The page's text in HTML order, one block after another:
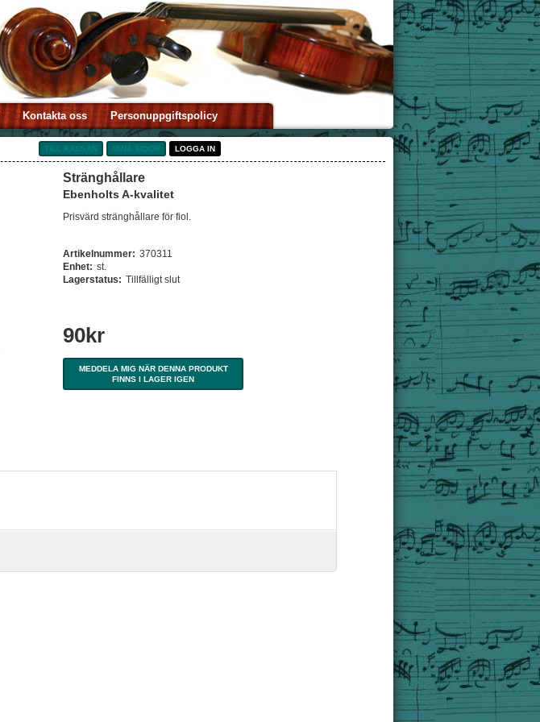
Kontakta oss Personuppgiftspolicy
TILL KASSAN LOGGA IN
Stränghållare
Ebenholts A-kvalitet
Prisvärd stränghållare för fiol.
Artikelnummer: 370311
Enhet: st.
Lagerstatus: Tillfälligt slut
90kr
MEDDELA MIG NÄR DENNA PRODUKT
FINNS I LAGER IGEN